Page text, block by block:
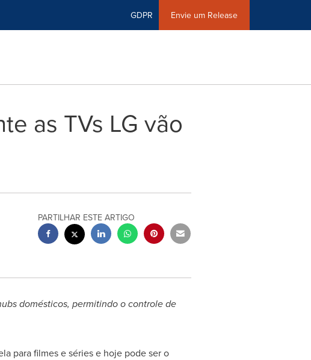
GDPR Envie um Release
as TVs LG vão
PARTILHAR ESTE ARTIGO
domésticos, permitindo o controle de
para filmes e séries e hoje pode ser o